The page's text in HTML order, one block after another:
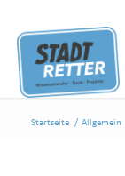
Startseite / Allgemein